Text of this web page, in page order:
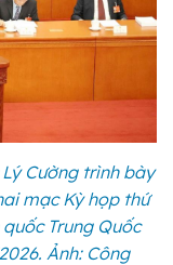
Cường trình bày
mạc Kỳ họp thứ
Trung Quốc
Ảnh: Công